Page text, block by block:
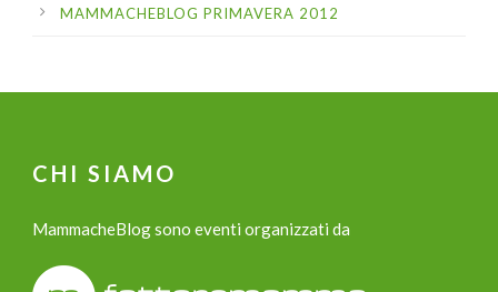
MAMMACHEBLOG PRIMAVERA 2012
CHI SIAMO
MammacheBlog sono eventi organizzati da